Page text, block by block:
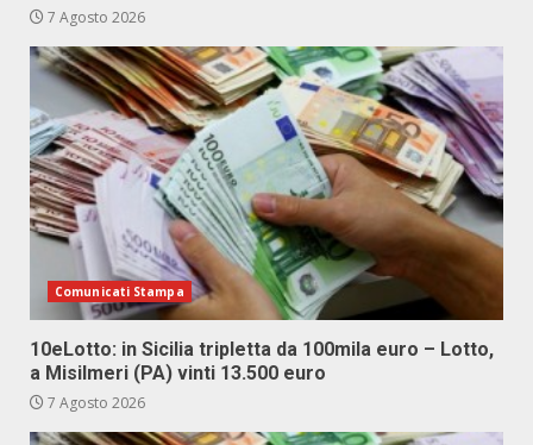
7 Agosto 2026
Comunicati Stampa
10eLotto: in Sicilia tripletta da 100mila euro – Lotto,
a Misilmeri (PA) vinti 13.500 euro
7 Agosto 2026